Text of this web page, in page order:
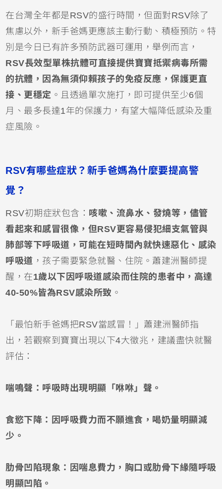
在台灣全年都是RSV的盛行時間，但面對RSV除了
焦慮以外，新手爸媽更應該主動行動、積極預防。特
別是今日已有許多預防武器可運用，舉例而言，
RSV長效型單株抗體可直接提供寶寶抵禦病毒所需
的抗體，因為無須仰賴孩子的免疫反應，保護更直
接、更穩定 。且透過單次施打，即可提供至少6個
月、最多長達1年的保護力，有望大幅降低感染及重
症風險。
RSV有哪些症狀？新手爸媽為什麼要提高警
覺？
RSV初期症狀包含： 咳嗽、流鼻水、 發燒等，儘管
看起來和感冒很像，但RSV更容易侵犯細支氣管與
肺部等下呼吸道，可能在短時間內就快速惡化、感染
呼吸道 ，孩子需要緊急就醫、住院。蕭建洲醫師提
醒，在1歲以下因 呼吸道感染而住院的患者中，高達
40-50%皆為RSV感染所致 。
「最怕新手爸媽把RSV當感冒！」蕭建洲醫師指
出，若觀察到寶寶出現以下4大徵兆，建議盡快就醫
評估：
喘鳴聲：呼吸時出現明顯「咻咻」聲。
食慾下降：因呼吸費力而不願進食，喝奶量明顯減
少。
肋骨凹陷現象：因喘息費力，胸口或肋骨下緣隨呼吸
明顯凹陷。